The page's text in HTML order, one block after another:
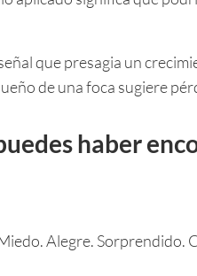
que presagia un
de una foca sugiere
haber
Alegre. Sorprendido.